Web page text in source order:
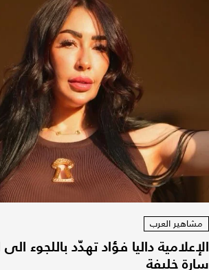
مشاهير العرب
الإعلامية داليا فؤاد تهدّد باللجوء
سارة خليفة